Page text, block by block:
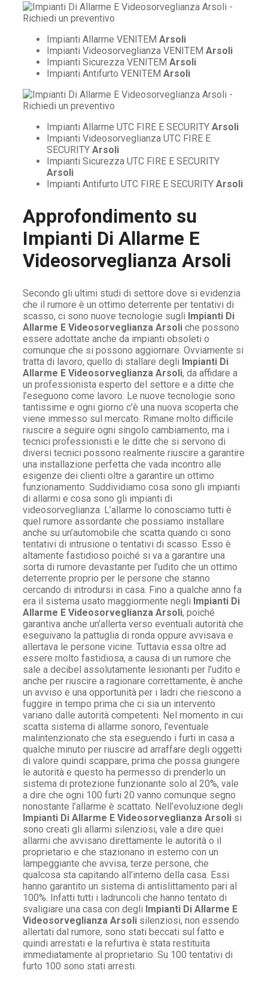
Impianti Allarme VENITEM Arsoli
Impianti Videosorveglianza VENITEM Arsoli
Impianti Sicurezza VENITEM Arsoli
Impianti Antifurto VENITEM Arsoli
Impianti Allarme UTC FIRE E SECURITY Arsoli
Impianti Videosorveglianza UTC FIRE E
SECURITY Arsoli
Impianti Sicurezza UTC FIRE E SECURITY
Arsoli
Impianti Antifurto UTC FIRE E SECURITY Arsoli
Approfondimento su
Impianti Di Allarme E
Videosorveglianza Arsoli
Secondo gli ultimi studi di settore dove si evidenzia
che il rumore è un ottimo deterrente per tentativi di
scasso, ci sono nuove tecnologie sugli Impianti Di
Allarme E Videosorveglianza Arsoli che possono
essere adottate anche da impianti obsoleti o
comunque che si possono aggiornare. Ovviamente si
tratta di lavoro, quello di stallare degli Impianti Di
Allarme E Videosorveglianza Arsoli, da affidare a
un professionista esperto del settore e a ditte che
l’eseguono come lavoro. Le nuove tecnologie sono
tantissime e ogni giorno c’è una nuova scoperta che
viene immesso sul mercato. Rimane molto difficile
riuscire a seguire ogni singolo cambiamento, ma i
tecnici professionisti e le ditte che si servono di
diversi tecnici possono realmente riuscire a garantire
una installazione perfetta che vada incontro alle
esigenze dei clienti oltre a garantire un ottimo
funzionamento. Suddividiamo cosa sono gli impianti
di allarmi e cosa sono gli impianti di
videosorveglianza. L’allarme lo conosciamo tutti è
quel rumore assordante che possiamo installare
anche su un’automobile che scatta quando ci sono
tentativi di intrusione o tentativi di scasso. Esso è
altamente fastidioso poiché si va a garantire una
sorta di rumore devastante per l’udito che un ottimo
deterrente proprio per le persone che stanno
cercando di introdursi in casa. Fino a qualche anno fa
era il sistema usato maggiormente negli Impianti Di
Allarme E Videosorveglianza Arsoli, poiché
garantiva anche un’allerta verso eventuali autorità che
eseguivano la pattuglia di ronda oppure avvisava e
allertava le persone vicine. Tuttavia essa oltre ad
essere molto fastidiosa, a causa di un rumore che
sale a decibel assolutamente lesionanti per l’udito e
anche per riuscire a ragionare correttamente, è anche
un avviso e una opportunità per i ladri che riescono a
fuggire in tempo prima che ci sia un intervento
variano dalle autorità competenti. Nel momento in cui
scatta sistema di allarme sonoro, l’eventuale
malintenzionato che sta eseguendo i furti in casa a
qualche minuto per riuscire ad arraffare degli oggetti
di valore quindi scappare, prima che possa giungere
le autorità e questo ha permesso di prenderlo un
sistema di protezione funzionante solo al 20%, vale
a dire che ogni 100 furti 20 vanno comunque segno
nonostante l’allarme è scattato. Nell’evoluzione degli
Impianti Di Allarme E Videosorveglianza Arsoli si
sono creati gli allarmi silenziosi, vale a dire quei
allarmi che avvisano direttamente le autorità o il
proprietario e che stazionano in esterno con un
lampeggiante che avvisa, terze persone, che
qualcosa sta capitando all’interno della casa. Essi
hanno garantito un sistema di antislittamento pari al
100%. Infatti tutti i ladruncoli che hanno tentato di
svaligiare una casa con degli Impianti Di Allarme E
Videosorveglianza Arsoli silenziosi, non essendo
allertati dal rumore, sono stati beccati sul fatto e
quindi arrestati e la refurtiva è stata restituita
immediatamente al proprietario. Su 100 tentativi di
furto 100 sono stati arresti.